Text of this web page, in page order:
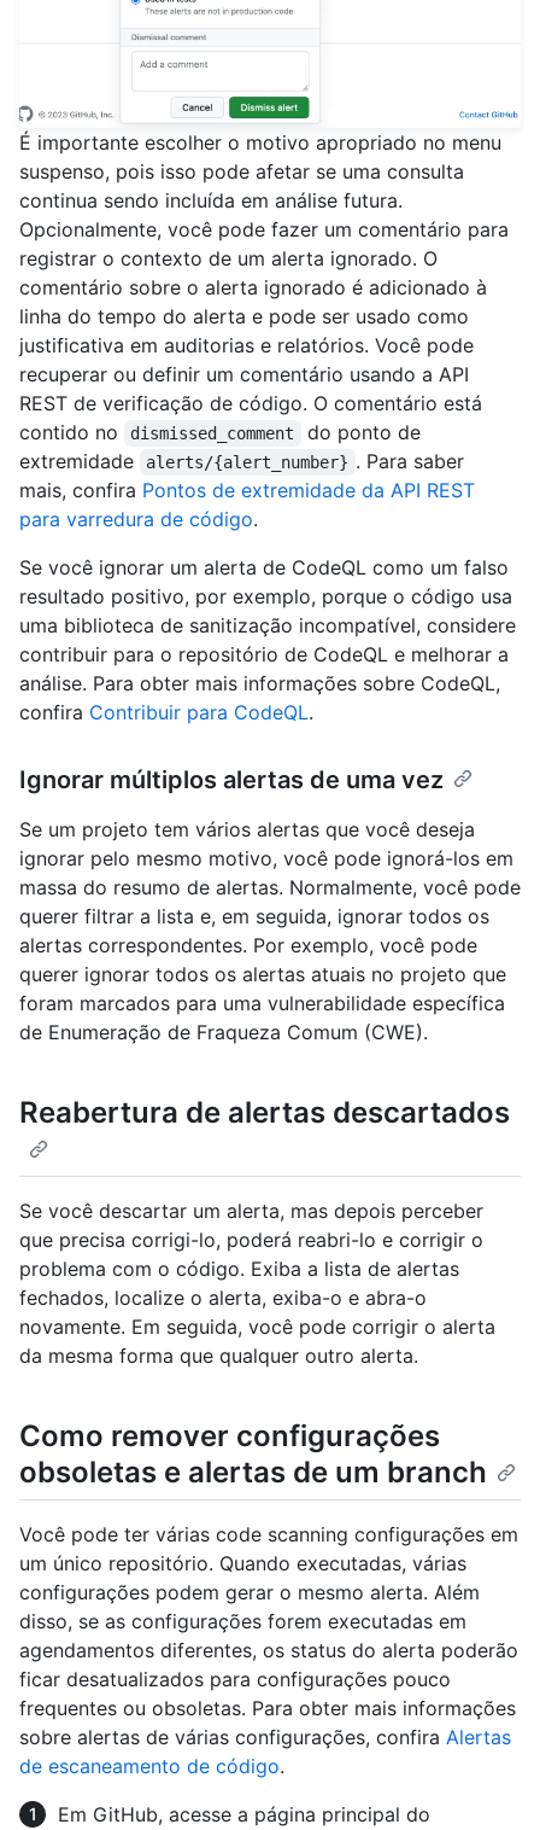
É importante escolher o motivo apropriado no menu
suspenso, pois isso pode afetar se uma consulta
continua sendo incluída em análise futura.
Opcionalmente, você pode fazer um comentário para
registrar o contexto de um alerta ignorado. O
comentário sobre o alerta ignorado é adicionado à
linha do tempo do alerta e pode ser usado como
justificativa em auditorias e relatórios. Você pode
recuperar ou definir um comentário usando a API
REST de verificação de código. O comentário está
contido no
dismissed_comment
do ponto de
extremidade
alerts/{alert_number} . Para saber
mais, confira Pontos de extremidade da API REST
para varredura de código.
Se você ignorar um alerta de CodeQL como um falso
resultado positivo, por exemplo, porque o código usa
uma biblioteca de sanitização incompatível, considere
contribuir para o repositório de CodeQL e melhorar a
análise. Para obter mais informações sobre CodeQL,
confira Contribuir para CodeQL.
Ignorar múltiplos alertas de uma vez
Se um projeto tem vários alertas que você deseja
ignorar pelo mesmo motivo, você pode ignorá-los em
massa do resumo de alertas. Normalmente, você pode
querer filtrar a lista e, em seguida, ignorar todos os
alertas correspondentes. Por exemplo, você pode
querer ignorar todos os alertas atuais no projeto que
foram marcados para uma vulnerabilidade específica
de Enumeração de Fraqueza Comum (CWE).
Reabertura de alertas descartados
Se você descartar um alerta, mas depois perceber
que precisa corrigi-lo, poderá reabri-lo e corrigir o
problema com o código. Exiba a lista de alertas
fechados, localize o alerta, exiba-o e abra-o
novamente. Em seguida, você pode corrigir o alerta
da mesma forma que qualquer outro alerta.
Como remover configurações
obsoletas e alertas de um branch
Você pode ter várias code scanning configurações em
um único repositório. Quando executadas, várias
configurações podem gerar o mesmo alerta. Além
disso, se as configurações forem executadas em
agendamentos diferentes, os status do alerta poderão
ficar desatualizados para configurações pouco
frequentes ou obsoletas. Para obter mais informações
sobre alertas de várias configurações, confira Alertas
de escaneamento de código.
Em GitHub, acesse a página principal do